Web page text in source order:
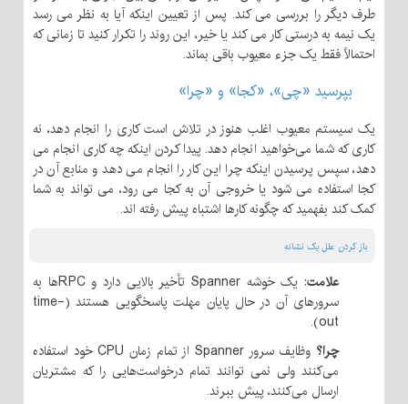
طرف دیگر را بررسی می کند. پس از تعیین اینکه آیا به نظر می رسد
یک نیمه به درستی کار می کند یا خیر، این روند را تکرار کنید تا زمانی که
احتمالاً فقط یک جزء معیوب باقی بماند.
بپرسید «چی»، «کجا» و «چرا»
یک سیستم معیوب اغلب هنوز در تلاش است کاری را انجام دهد، نه
کاری که شما می‌خواهید انجام دهد. پیدا کردن اینکه چه کاری انجام می
دهد، سپس پرسیدن اینکه چرا این کار را انجام می دهد و منابع آن در
کجا استفاده می شود یا خروجی آن به کجا می رود، می تواند به شما
کمک کند بفهمید که چگونه کارها اشتباه پیش رفته اند.
باز کردن علل یک نشانه
علامت
: یک خوشه Spanner تأخیر بالایی دارد و RPCها به
سرورهای آن در حال پایان مهلت پاسخگویی هستند (time-
out).
چرا؟
وظایف سرور Spanner از تمام زمان CPU خود استفاده
می‌کنند ولی نمی توانند تمام درخواست‌هایی را که مشتریان
ارسال می‌کنند، پیش ببرند.